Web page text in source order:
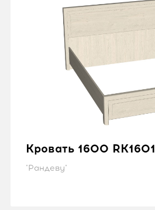
Кровать 1600 RK1601
"Рандеву"